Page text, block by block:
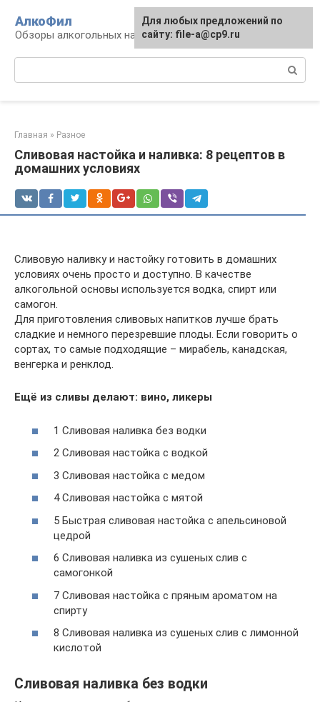
контенту
АлкоФил
Обзоры алкогольных напитков
Главная » Разное
Сливовая настойка и наливка: 8 рецептов в
домашних условиях
Сливовую наливку и настойку готовить в домашних
условиях очень просто и доступно. В качестве
алкогольной основы используется водка, спирт или
самогон.
Для приготовления сливовых напитков лучше брать
сладкие и немного перезревшие плоды. Если говорить о
сортах, то самые подходящие – мирабель, канадская,
венгерка и ренклод.
Ещё из сливы делают: вино, ликеры
1 Сливовая наливка без водки
2 Сливовая настойка с водкой
3 Сливовая настойка с медом
4 Сливовая настойка с мятой
5 Быстрая сливовая настойка с апельсиновой
цедрой
6 Сливовая наливка из сушеных слив с
самогонкой
7 Сливовая настойка с пряным ароматом на
спирту
8 Сливовая наливка из сушеных слив с лимонной
кислотой
Сливовая наливка без водки
Для любых предложений по
сайту: file-a@cp9.ru